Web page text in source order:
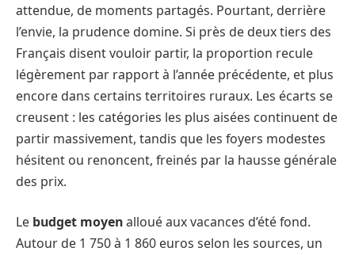
attendue, de moments partagés. Pourtant, derrière
l’envie, la prudence domine. Si près de deux tiers des
Français disent vouloir partir, la proportion recule
légèrement par rapport à l’année précédente, et plus
encore dans certains territoires ruraux. Les écarts se
creusent : les catégories les plus aisées continuent de
partir massivement, tandis que les foyers modestes
hésitent ou renoncent, freinés par la hausse générale
des prix.
Le budget moyenalloué aux vacances d’été fond.
Autour de 1 750 à 1 860 euros selon les sources, un